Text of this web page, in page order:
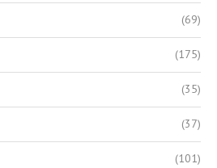
(69)
(175)
(35)
(37)
(101)